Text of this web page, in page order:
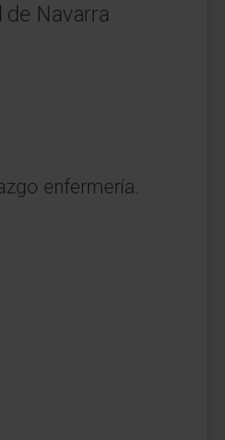
de Navarra
enfermería.